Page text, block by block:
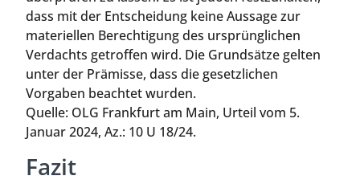
dass mit der Entscheidung keine Aussage zur
materiellen Berechtigung des ursprünglichen
Verdachts getroffen wird. Die Grundsätze gelten
unter der Prämisse, dass die gesetzlichen
Vorgaben beachtet wurden.
Quelle: OLG Frankfurt am Main, Urteil vom 5.
Januar 2024, Az.: 10 U 18/24.
Fazit